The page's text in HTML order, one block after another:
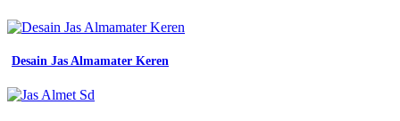
bahan
almamater
atasan
kemeja
safety
Desain Jas Almamater Keren